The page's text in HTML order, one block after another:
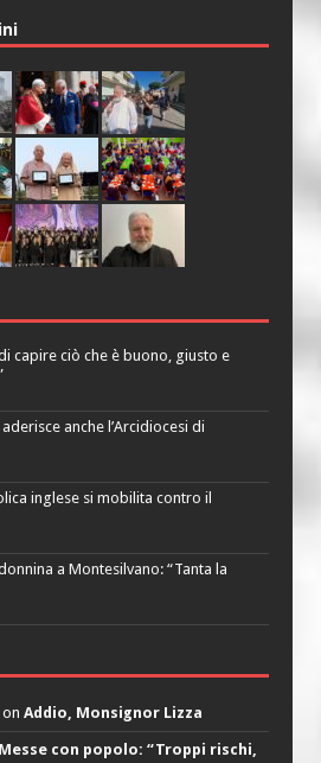
capire ciò che è buono, giusto e
anche l’Arcidiocesi di
inglese si mobilita contro il
a Montesilvano: “Tanta la
Addio, Monsignor Lizza
Messe con popolo: “Troppi rischi,